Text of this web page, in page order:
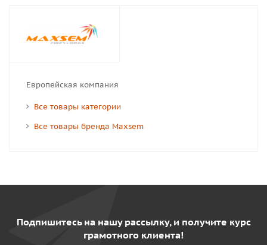
Европейская компания
Все товары категории
Все товары бренда Maxsem
Подпишитесь на нашу рассылку, и получите курс
грамотного клиента!